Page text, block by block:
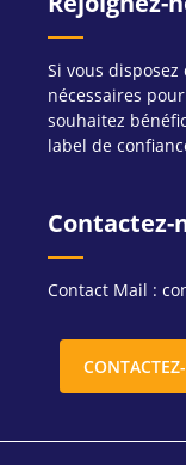
Si vous
nécessaires
souhaitez
label de
Contactez-
Contact Mail :